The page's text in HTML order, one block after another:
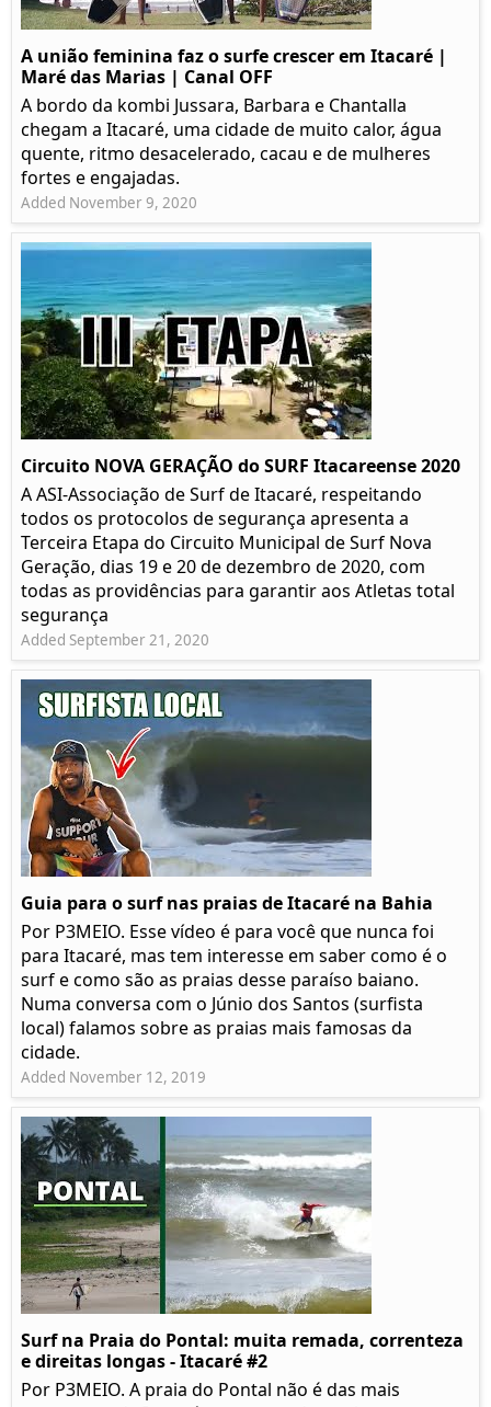
A união feminina faz o surfe crescer em Itacaré |
Maré das Marias | Canal OFF
A bordo da kombi Jussara, Barbara e Chantalla
chegam a Itacaré, uma cidade de muito calor, água
quente, ritmo desacelerado, cacau e de mulheres
fortes e engajadas.
Added November 9, 2020
Circuito NOVA GERAÇÃO do SURF Itacareense 2020
A ASI-Associação de Surf de Itacaré, respeitando
todos os protocolos de segurança apresenta a
Terceira Etapa do Circuito Municipal de Surf Nova
Geração, dias 19 e 20 de dezembro de 2020, com
todas as providências para garantir aos Atletas total
segurança
Added September 21, 2020
Guia para o surf nas praias de Itacaré na Bahia
Por P3MEIO. Esse vídeo é para você que nunca foi
para Itacaré, mas tem interesse em saber como é o
surf e como são as praias desse paraíso baiano.
Numa conversa com o Júnio dos Santos (surfista
local) falamos sobre as praias mais famosas da
cidade.
Added November 12, 2019
Surf na Praia do Pontal: muita remada, correnteza
e direitas longas - Itacaré #2
Por P3MEIO. A praia do Pontal não é das mais